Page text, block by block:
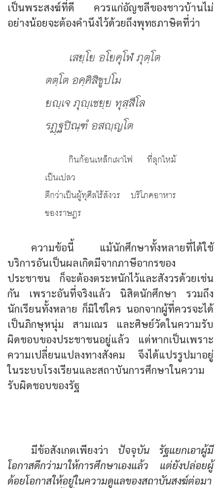
เป็นพระสงฆ์ที่ดี ควรแก่อัญชลีของชาวบ้านไม่
อย่างน้อยจะต้องคำนึงไว้ด้วยถึงพุทธภาษิตที่ว่า
เสยฺโย อโยคุโฬ ภุตฺโต
ตตฺโต อคฺคิสิขูปโม
ยญฺเจ ภุญฺเชยฺย ทุสฺสีโล
รฏฺฐปิณฺฑํ อสญฺญโต
กินก้อนเหล็กเผาไฟ ที่ลุกไหม้
เป็นเปลว
ดีกว่าเป็นผู้ทุศีลไร้สังวร บริโภคอาหาร
ของราษฎร
ความข้อนี้ แม้นักศึกษาทั้งหลายที่ได้ใช้
บริการอันเป็นผลเกิดมีจากภาษีอากรของ
ประชาชน ก็จะต้องตระหนักไว้และสังวรด้วยเช่น
กัน เพราะอันที่จริงแล้ว นิสิตนักศึกษา รวมถึง
นักเรียนทั้งหลาย ก็มิใช่ใคร นอกจากผู้ที่ควรจะได้
เป็นภิกษุหนุ่ม สามเณร และศิษย์วัดในความรับ
ผิดชอบของประชาชนอยู่แล้ว แต่หากเป็นเพราะ
ความเปลี่ยนแปลงทางสังคม จึงได้แปรรูปมาอยู่
ในระบบโรงเรียนและสถาบันการศึกษาในความ
รับผิดชอบของรัฐ
มีข้อสังเกตเพียงว่า ปัจจุบัน รัฐแยกเอาผู้มี
โอกาสดีกว่ามาให้การศึกษาเองแล้ว แต่ยังปล่อยผู้
ด้อยโอกาสให้อยู่ในความดูแลของสถาบันสงฆ์ต่อมา